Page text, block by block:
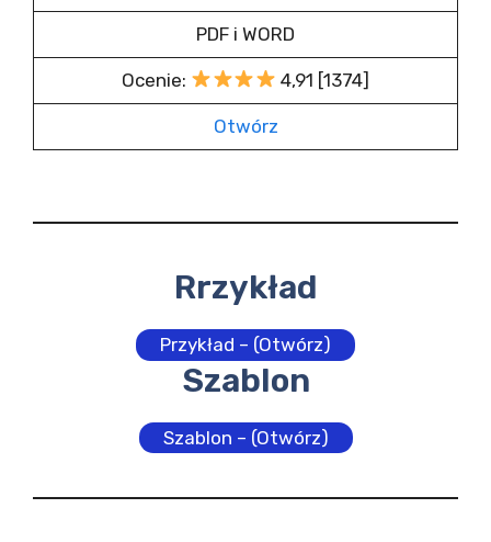
PDF i WORD
Ocenie: 4,91 [1374]
Otwórz
Rrzykład
Przykład – (Otwórz)
Szablon
Szablon – (Otwórz)